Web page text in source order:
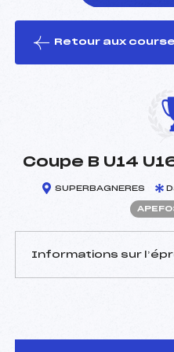
le ski
Retour aux
Coupe B U14
SUPERBAGNERES
Informations sur
Arbitre :